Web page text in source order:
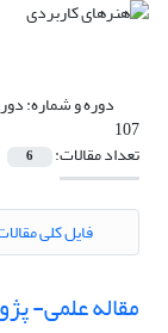
دوره و شماره:
107
تعداد مقالات: 6
فایل کلی
مقاله علمی-